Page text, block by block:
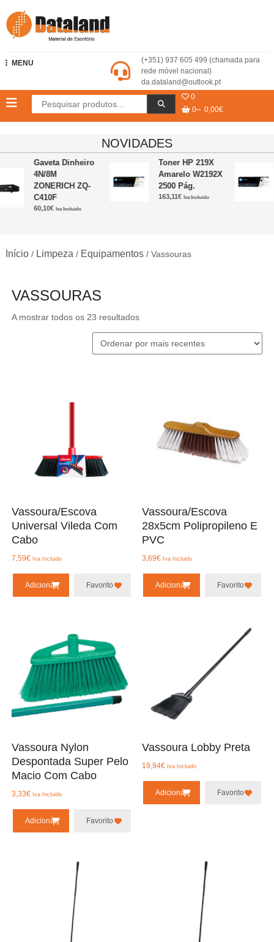
content
MENU
(+351) 937 605 499 (chamada para
rede móvel nacional)
da.dataland@outlook.pt
0
0
0,00€
NOVIDADES
Gaveta Dinheiro
4N/8M
ZONERICH ZQ-
C410F
60,10€ Iva Incluido
Toner HP 219X
Amarelo W2192X
2500 Pág.
163,11€ Iva Incluido
Início/ Limpeza / Equipamentos/ Vassouras
VASSOURAS
A mostrar todos os 23 resultadosOrdenado
mais
recentes
Vassoura/Escova
Universal Vileda Com
Cabo
7,59€ Iva Incluido
Adicionar Favorito
Vassoura/Escova
28x5cm Polipropileno E
PVC
3,69€ Iva Incluido
Adicionar Favorito
Vassoura Nylon
Despontada Super Pelo
Macio Com Cabo
3,33€ Iva Incluido
Adicionar Favorito
Vassoura Lobby Preta
19,94€ Iva Incluido
Adicionar Favorito